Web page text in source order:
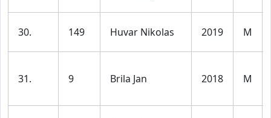
30. 149 Huvar Nikolas 2019 M
31. 9 Brila Jan 2018 M